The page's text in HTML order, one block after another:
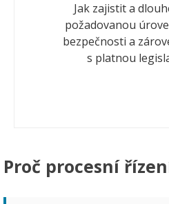
Jak zajistit a
požadovanou
bezpečnosti a
s platnou
Proč procesní